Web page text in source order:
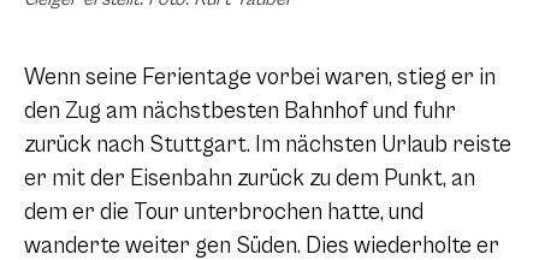
Wenn seine Ferientage vorbei waren, stieg er in
den Zug am nächstbesten Bahnhof und fuhr
zurück nach Stuttgart. Im nächsten Urlaub reiste
er mit der Eisenbahn zurück zu dem Punkt, an
dem er die Tour unterbrochen hatte, und
wanderte weiter gen Süden. Dies wiederholte er